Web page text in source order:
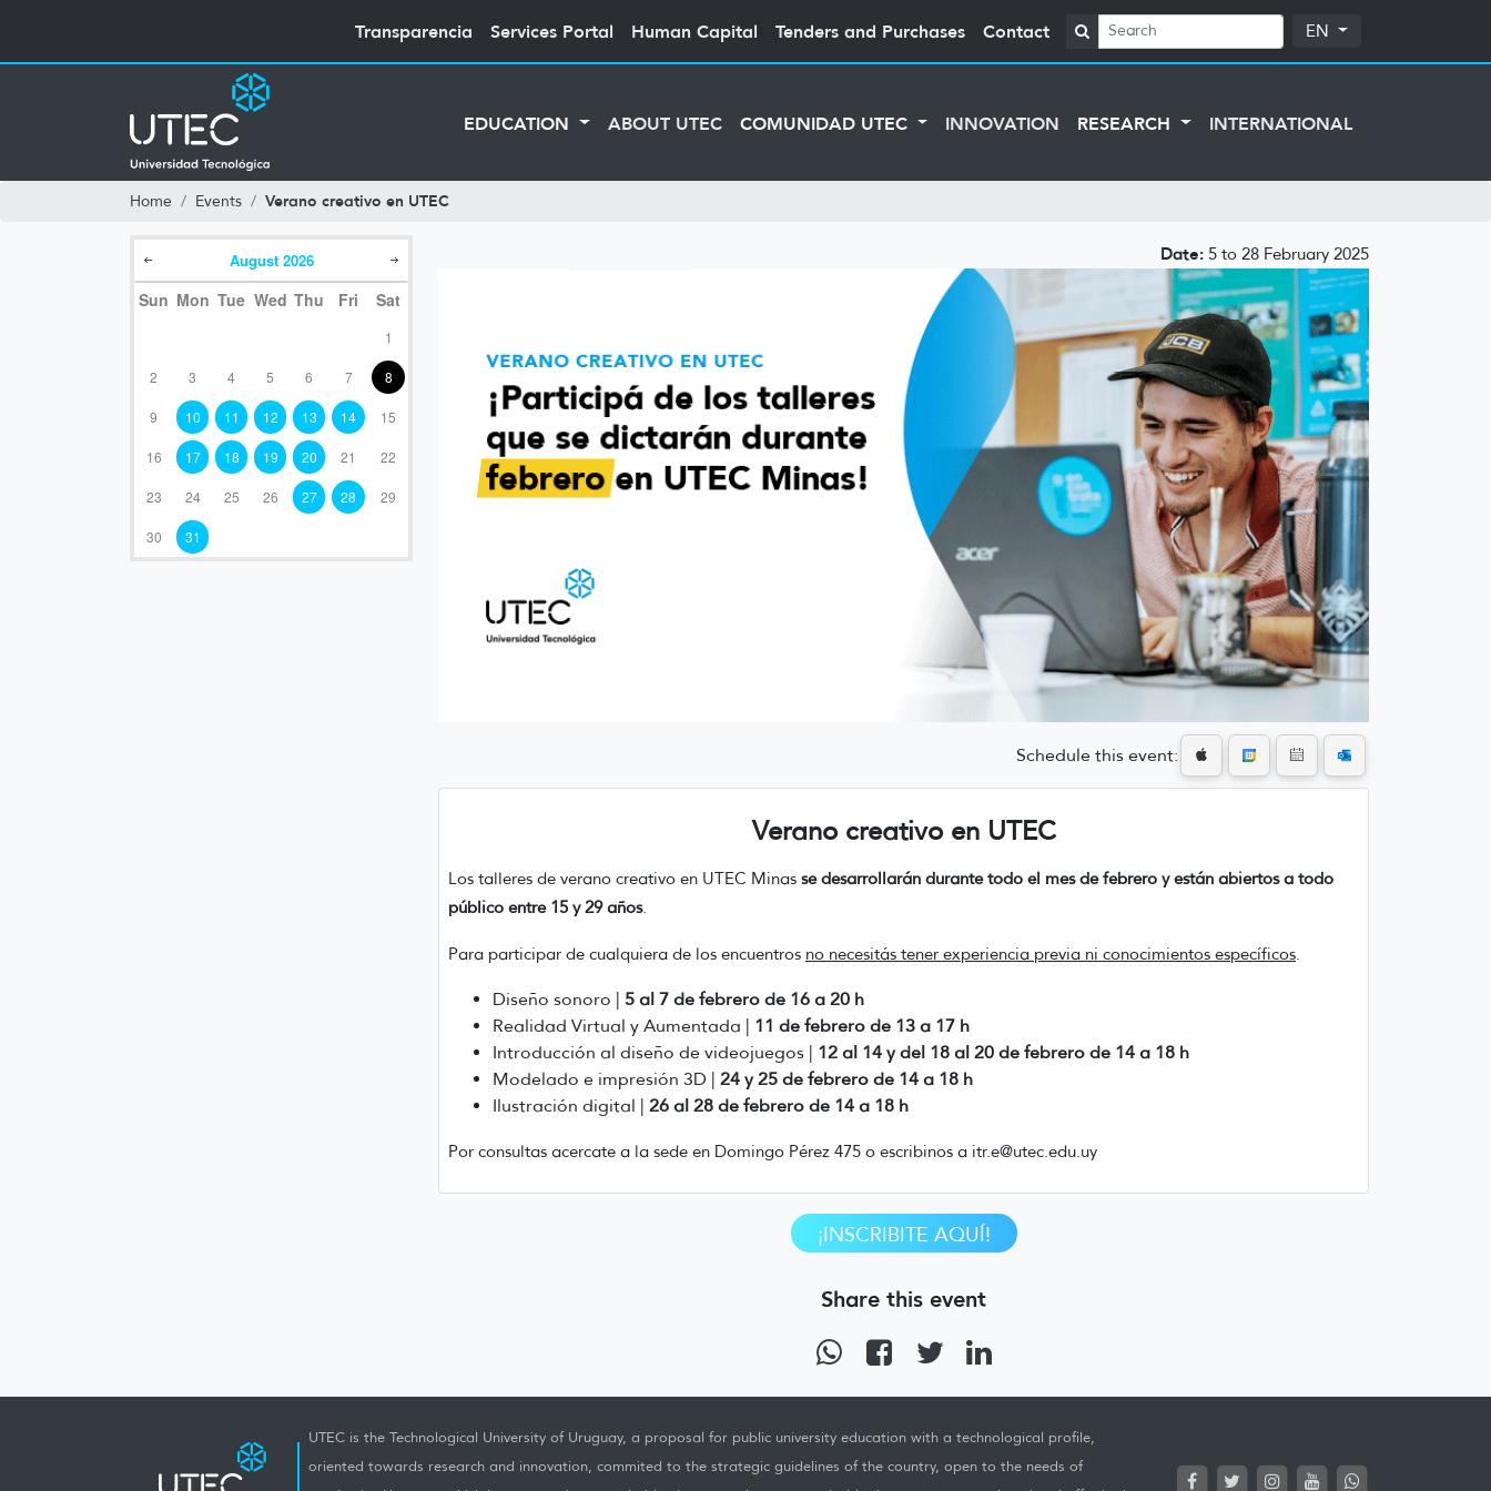
Transparencia Services Portal Human Capital Tenders and Purchases Contact EN
EDUCATION ABOUT UTEC COMUNIDAD UTEC INNOVATION RESEARCH INTERNATIONAL
Home Events Verano creativo en UTEC
August 2026
Sun Mon Tue Wed Thu Fri Sat
1
2 3 4 5 6 7 8
9 10 11 12 13 14 15
16 17 18 19 20 21 22
23 24 25 26 27 28 29
30 31
Date: 5 to 28 February 2025
Schedule this event:
Verano creativo en UTEC
Los talleres de verano creativo en UTEC Minas se desarrollarán durante todo el mes de febrero y están abiertos a todo
público entre 15 y 29 años.
Para participar de cualquiera de los encuentros no necesitás tener experiencia previa ni conocimientos específicos.
Diseño sonoro |
5 al 7 de febrero de 16 a 20 h
Realidad Virtual y Aumentada |
11 de febrero de 13 a 17 h
Introducción al diseño de videojuegos |
12 al 14 y del 18 al 20 de febrero de 14 a 18 h
Modelado e impresión 3D |
24 y 25 de febrero de 14 a 18 h
Ilustración digital |
26 al 28 de febrero de 14 a 18 h
Por consultas acercate a la sede en Domingo Pérez 475 o escribinos a itr.e@utec.edu.uy
¡INSCRIBITE AQUÍ!
Share this event
UTEC is the Technological University of Uruguay, a proposal for public university education with a technological profile,
oriented towards research and innovation, commited to the strategic guidelines of the country, open to the needs of